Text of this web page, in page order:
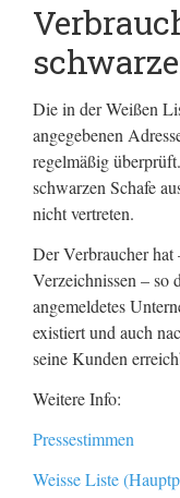
Die in der Weißen
angegebenen
regelmäßig
schwarzen Schafe
nicht vertreten.
Der Verbraucher hat
Verzeichnissen – so
angemeldetes
existiert und auch
seine Kunden
Weitere Info:
Pressestimmen
Weisse Liste